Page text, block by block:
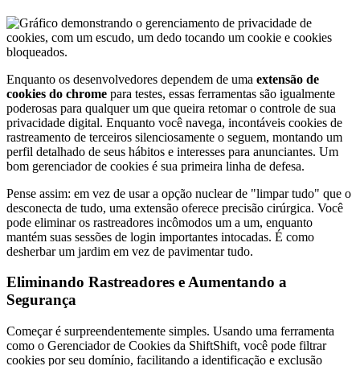
Enquanto os desenvolvedores dependem de uma extensão de
cookies do chrome para testes, essas ferramentas são igualmente
poderosas para qualquer um que queira retomar o controle de sua
privacidade digital. Enquanto você navega, incontáveis cookies de
rastreamento de terceiros silenciosamente o seguem, montando um
perfil detalhado de seus hábitos e interesses para anunciantes. Um
bom gerenciador de cookies é sua primeira linha de defesa.
Pense assim: em vez de usar a opção nuclear de "limpar tudo" que o
desconecta de tudo, uma extensão oferece precisão cirúrgica. Você
pode eliminar os rastreadores incômodos um a um, enquanto
mantém suas sessões de login importantes intocadas. É como
desherbar um jardim em vez de pavimentar tudo.
Eliminando Rastreadores e Aumentando a
Segurança
Começar é surpreendentemente simples. Usando uma ferramenta
como o Gerenciador de Cookies da ShiftShift, você pode filtrar
cookies por seu domínio, facilitando a identificação e exclusão